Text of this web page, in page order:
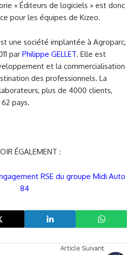
« Éditeurs de logiciels » est donc
pour les équipes de Kizeo.
une société implantée à Agroparc,
par Philippe GELLET. Elle est
et la commercialisation
des professionnels. La
plus de 4000 clients,
pays.
ÉGALEMENT :
RSE du groupe Midi Auto
84
Article Suivant